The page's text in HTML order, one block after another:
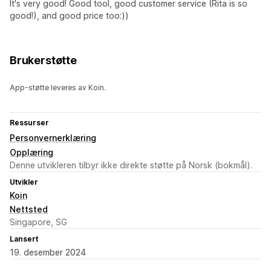
It's very good! Good tool, good customer service (Rita is so
good!), and good price too:))
Brukerstøtte
App-støtte leveres av Koin.
Ressurser
Personvernerklæring
Opplæring
Denne utvikleren tilbyr ikke direkte støtte på Norsk (bokmål).
Utvikler
Koin
Nettsted
Singapore, SG
Lansert
19. desember 2024